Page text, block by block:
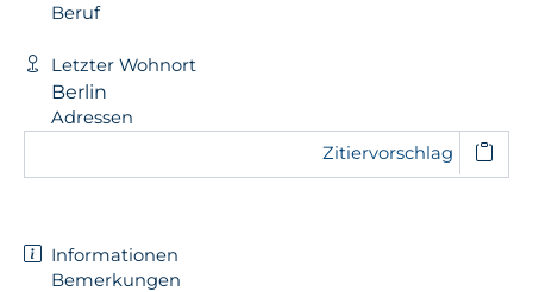
Beruf
Letzter Wohnort
Berlin
Adressen
Zitiervorschlag
Informationen
Bemerkungen